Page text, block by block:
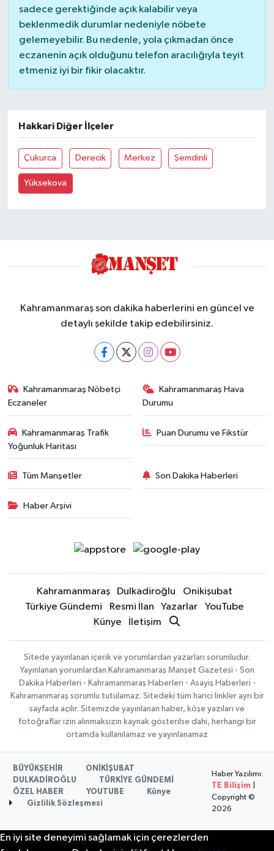
sadece gerektiğinde açık kalabilir veya
beklenmedik durumlar nedeniyle nöbete
gelemeyebilir. Bu nedenle, yola çıkmadan önce
eczanenin açık olduğunu telefon aracılığıyla teyit
etmeniz iyi bir fikir olacaktır.
Hakkari Diğer İlçeler
Çukurca Derecik Merkez Şemdinli
Yüksekova
Kahramanmaraş son dakika haberlerini en güncel ve
detaylı şekilde takip edebilirsiniz.
Kahramanmaraş Nöbetçi
Eczaneler
Kahramanmaraş Hava
Durumu
Kahramanmaraş Trafik
Yoğunluk Haritası
Puan Durumu ve Fikstür
Tüm Manşetler Son Dakika Haberleri
Haber Arşivi
Kahramanmaraş Dulkadiroğlu
Onikişubat
Türkiye Gündemi
Resmi İlan Yazarlar
YouTube
Künye
İletişim
Sitede yayınlanan içerik ve yorumlardan yazarları sorumludur.
Yayınlanan yorumlardan Kahramanmaraş Manşet Gazetesi - Son
Dakika Haberleri - Kahramanmaraş Haberleri - Asayiş Haberleri -
Kahramanmaraş sorumlu tutulamaz. Sitedeki tüm harici linkler ayrı bir
sayfada açılır. Sitemizde yayınlanan haber, köşe yazıları ve
fotoğraflar izin alınmaksızın kaynak gösterilse dahi, herhangi bir
ortamda kullanılamaz ve yayınlanamaz
BÜYÜKŞEHİR
ONİKİŞUBAT
DULKADİROĞLU
TÜRKİYE GÜNDEMİ
ÖZEL HABER
YOUTUBE
Künye
Gizlilik Sözleşmesi
Haber Yazılımı:
TE Bilişim
Copyright ©
2026
En iyi site deneyimi sağlamak için çerezlerden